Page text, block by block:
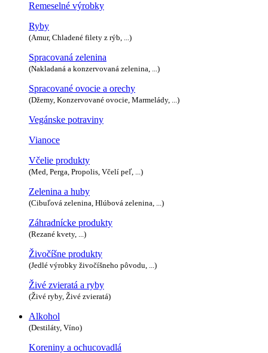
Remeselné výrobky
Ryby
(Amur, Chladené filety z rýb, ...)
Spracovaná zelenina
(Nakladaná a konzervovaná zelenina, ...)
Spracované ovocie a orechy
(Džemy, Konzervované ovocie, Marmelády, ...)
Vegánske potraviny
Vianoce
Včelie produkty
(Med, Perga, Propolis, Včelí peľ, ...)
Zelenina a huby
(Cibuľová zelenina, Hlúbová zelenina, ...)
Záhradnícke produkty
(Rezané kvety, ...)
Živočíšne produkty
(Jedlé výrobky živočíšneho pôvodu, ...)
Živé zvieratá a ryby
(Živé ryby, Živé zvieratá)
Alkohol
(Destiláty, Víno)
Koreniny a ochucovadlá